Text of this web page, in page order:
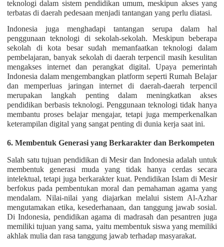
teknologi dalam sistem pendidikan umum, meskipun akses yang
terbatas di daerah pedesaan menjadi tantangan yang perlu diatasi.
Indonesia juga menghadapi tantangan serupa dalam hal
penggunaan teknologi di sekolah-sekolah. Meskipun beberapa
sekolah di kota besar sudah memanfaatkan teknologi dalam
pembelajaran, banyak sekolah di daerah terpencil masih kesulitan
mengakses internet dan perangkat digital. Upaya pemerintah
Indonesia dalam mengembangkan platform seperti Rumah Belajar
dan memperluas jaringan internet di daerah-daerah terpencil
merupakan langkah penting dalam meningkatkan akses
pendidikan berbasis teknologi. Penggunaan teknologi tidak hanya
membantu proses belajar mengajar, tetapi juga memperkenalkan
keterampilan digital yang sangat penting di dunia kerja saat ini.
6. Membentuk Generasi yang Berkarakter dan Berkompeten
Salah satu tujuan pendidikan di Mesir dan Indonesia adalah untuk
membentuk generasi muda yang tidak hanya cerdas secara
intelektual, tetapi juga berkarakter kuat. Pendidikan Islam di Mesir
berfokus pada pembentukan moral dan pemahaman agama yang
mendalam. Nilai-nilai yang diajarkan melalui sistem Al-Azhar
mengutamakan etika, kesederhanaan, dan tanggung jawab sosial.
Di Indonesia, pendidikan agama di madrasah dan pesantren juga
memiliki tujuan yang sama, yaitu membentuk siswa yang memiliki
akhlak mulia dan rasa tanggung jawab terhadap masyarakat.